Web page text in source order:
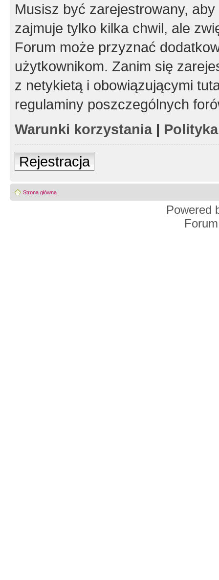
Musisz być zarejestrowany,
zajmuje tylko kilka chwil, ale
Forum może przyznać
użytkownikom. Zanim się
z netykietą i obowiązującymi
regulaminy poszczególnych
Warunki korzystania|
Rejestracja
Strona główna
Powered